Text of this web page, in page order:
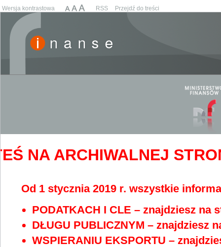
Wersja kontrastowa RSS Przejdź do treści
NA ARCHIWALNEJ
Od 1 stycznia 2019 r. wszystkie
PODATKACH I CLE – znajdziesz na
DŁUGU PUBLICZNYM – znajdziesz
WSPIERANIU EKSPORTU –